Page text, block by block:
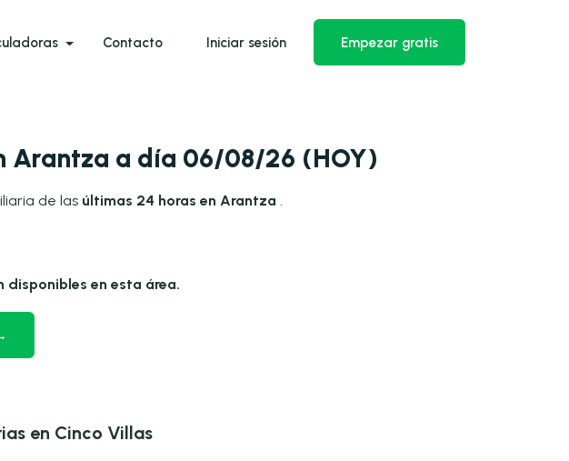
Contacto Iniciar sesión Empezar gratis
Arantza a día 06/08/26 (HOY)
de las últimas 24 horas en Arantza .
disponibles en esta área.
en Cinco Villas